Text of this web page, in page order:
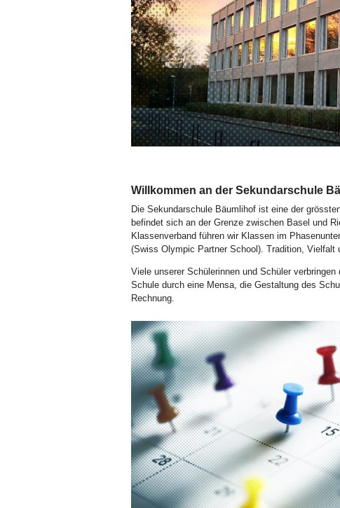
Willkommen an der Sekundarschule
Die Sekundarschule Bäumlihof ist eine der
befindet sich an der Grenze zwischen Basel und
Klassenverband führen wir Klassen im
(Swiss Olympic Partner School). Tradition, Vielfalt
Viele unserer Schülerinnen und Schüler
Schule durch eine Mensa, die Gestaltung des
Rechnung.